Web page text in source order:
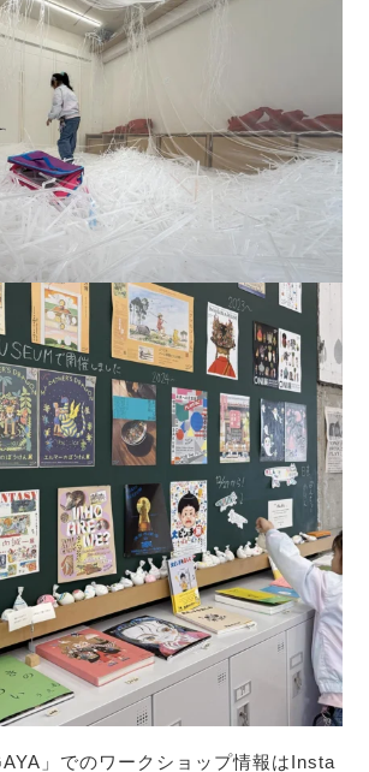
」でのワークショップ情報はInsta